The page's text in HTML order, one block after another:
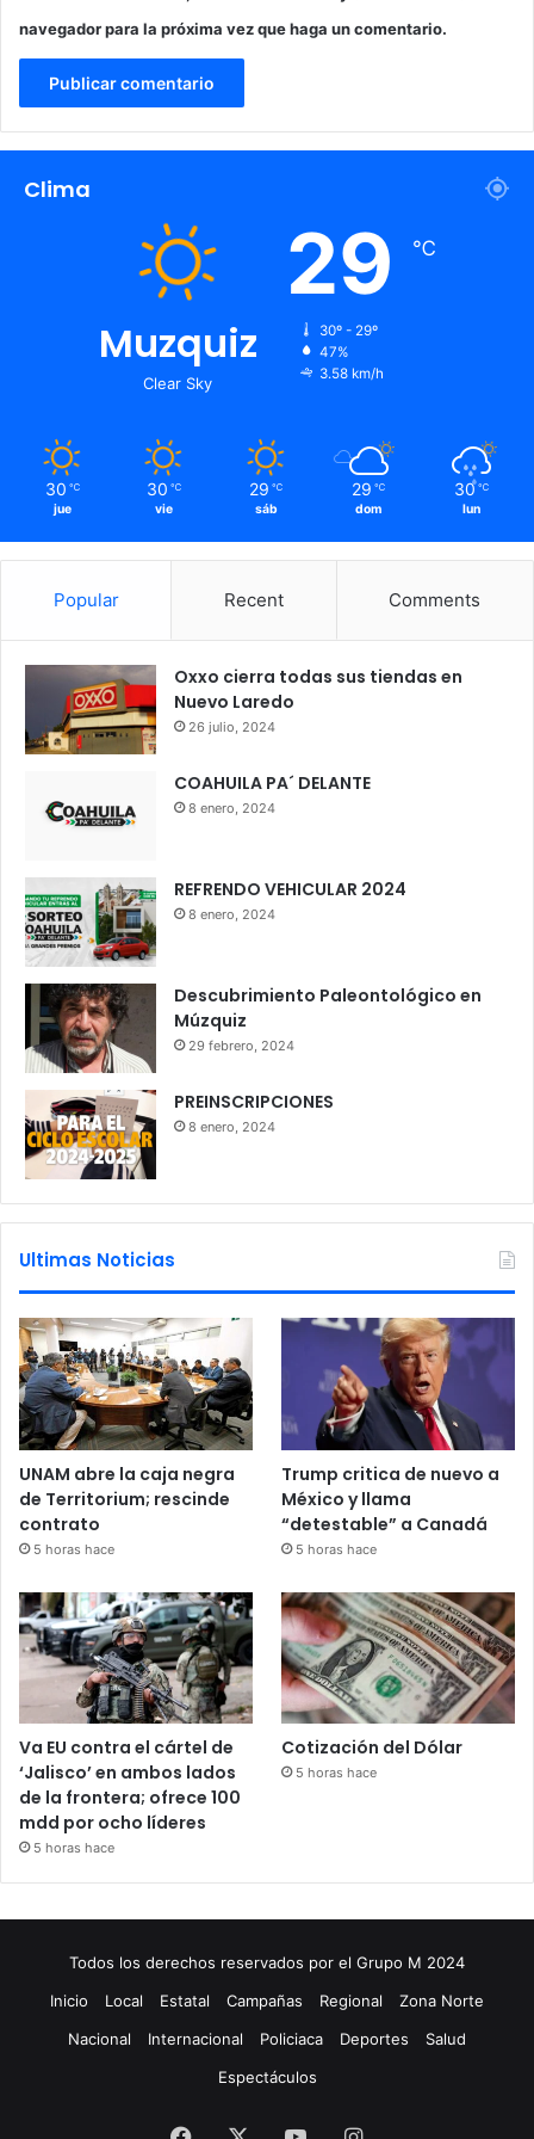
navegador para la próxima vez que haga un comentario.
Clima
Muzquiz
Clear Sky
29 ℃
30º - 29º
47%
3.58 km/h
30 ℃
jue
30 ℃
vie
29 ℃
sáb
29 ℃
dom
30 ℃
lun
Popular Recent Comments
Oxxo cierra todas sus tiendas en
Nuevo Laredo
26 julio, 2024
COAHUILA PA´ DELANTE
8 enero, 2024
REFRENDO VEHICULAR 2024
8 enero, 2024
Descubrimiento Paleontológico en
Múzquiz
29 febrero, 2024
PREINSCRIPCIONES
8 enero, 2024
Ultimas Noticias
UNAM abre la caja negra
de Territorium; rescinde
contrato
5 horas hace
Trump critica de nuevo a
México y llama
“detestable” a Canadá
5 horas hace
Va EU contra el cártel de
‘Jalisco’ en ambos lados
de la frontera; ofrece 100
mdd por ocho líderes
5 horas hace
Cotización del Dólar
5 horas hace
Todos los derechos reservados por el Grupo M 2024
Inicio
Local Estatal Campañas Regional
Zona Norte
Nacional
Internacional Policiaca Deportes
Salud
Espectáculos